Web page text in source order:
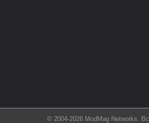
© 2004-2026 ModMag Networks.